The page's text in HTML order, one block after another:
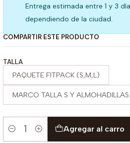
Entrega estimada entre 1 y 3
dependiendo de la ciudad.
COMPARTIR ESTE PRODUCTO
TALLA
PAQUETE FITPACK (S,M,L)
MARCO TALLA S Y
Cantidad
Agregar al carro